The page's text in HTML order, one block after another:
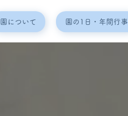
園について 園の1日・年間行事